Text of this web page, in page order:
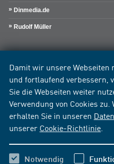
Damit wir unsere
und fortlaufend verbessern,
Sie die Webseiten weiter
Verwendung von Cookies
erhalten Sie in unseren
unserer Cookie-Richtlinie
Notwendig
Dinmedia.de
Rudolf Müller